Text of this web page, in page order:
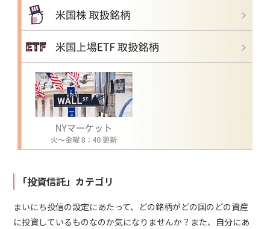
「投資信託」カテゴリ
まいにち投信の設定にあたって、どの銘柄がどの国のどの資産
に投資しているものなのか気になりませんか？また、自分にあ